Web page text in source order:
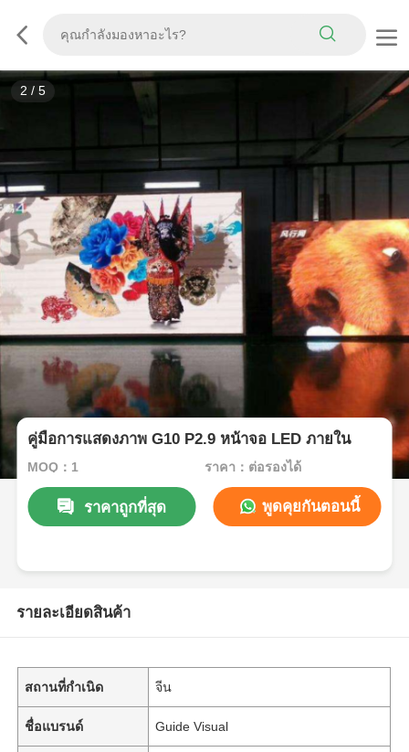
2 / 5
คู่มือการแสดงภาพ G10 P2.9 หน้าจอ LED ภายใน
MOQ：1 ราคา：ต่อรองได้
ราคาถูกที่สุด พูดคุยกันตอนนี้
รายละเอียดสินค้า
สถานที่กำเนิด จีน
ชื่อแบรนด์ Guide Visual